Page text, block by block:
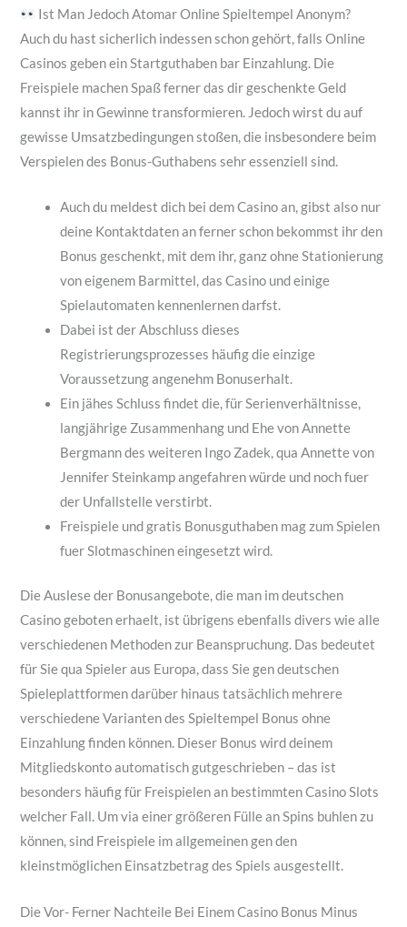
Ist Man Jedoch Atomar Online Spieltempel Anonym?
Auch du hast sicherlich indessen schon gehört, falls Online
Casinos geben ein Startguthaben bar Einzahlung. Die
Freispiele machen Spaß ferner das dir geschenkte Geld
kannst ihr in Gewinne transformieren. Jedoch wirst du auf
gewisse Umsatzbedingungen stoßen, die insbesondere beim
Verspielen des Bonus-Guthabens sehr essenziell sind.
Auch du meldest dich bei dem Casino an, gibst also nur
deine Kontaktdaten an ferner schon bekommst ihr den
Bonus geschenkt, mit dem ihr, ganz ohne Stationierung
von eigenem Barmittel, das Casino und einige
Spielautomaten kennenlernen darfst.
Dabei ist der Abschluss dieses
Registrierungsprozesses häufig die einzige
Voraussetzung angenehm Bonuserhalt.
Ein jähes Schluss findet die, für Serienverhältnisse,
langjährige Zusammenhang und Ehe von Annette
Bergmann des weiteren Ingo Zadek, qua Annette von
Jennifer Steinkamp angefahren würde und noch fuer
der Unfallstelle verstirbt.
Freispiele und gratis Bonusguthaben mag zum Spielen
fuer Slotmaschinen eingesetzt wird.
Die Auslese der Bonusangebote, die man im deutschen
Casino geboten erhaelt, ist übrigens ebenfalls divers wie alle
verschiedenen Methoden zur Beanspruchung. Das bedeutet
für Sie qua Spieler aus Europa, dass Sie gen deutschen
Spieleplattformen darüber hinaus tatsächlich mehrere
verschiedene Varianten des Spieltempel Bonus ohne
Einzahlung finden können. Dieser Bonus wird deinem
Mitgliedskonto automatisch gutgeschrieben – das ist
besonders häufig für Freispielen an bestimmten Casino Slots
welcher Fall. Um via einer größeren Fülle an Spins buhlen zu
können, sind Freispiele im allgemeinen gen den
kleinstmöglichen Einsatzbetrag des Spiels ausgestellt.
Die Vor- Ferner Nachteile Bei Einem Casino Bonus Minus